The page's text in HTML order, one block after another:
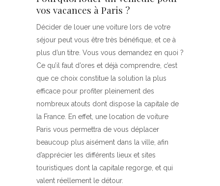
vos vacances à Paris ?
Décider de louer une voiture lors de votre
séjour peut vous être très bénéfique, et ce à
plus d’un titre. Vous vous demandez en quoi ?
Ce qu’il faut d’ores et déjà comprendre, c’est
que ce choix constitue la solution la plus
efficace pour profiter pleinement des
nombreux atouts dont dispose la capitale de
la France. En effet, une location de voiture
Paris vous permettra de vous déplacer
beaucoup plus aisément dans la ville, afin
d’apprécier les différents lieux et sites
touristiques dont la capitale regorge, et qui
valent réellement le détour.